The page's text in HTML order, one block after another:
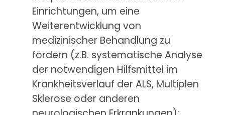
Einrichtungen, um eine
Weiterentwicklung von
medizinischer Behandlung zu
fördern (z.B. systematische Analyse
der notwendigen Hilfsmittel im
Krankheitsverlauf der ALS, Multiplen
Sklerose oder anderen